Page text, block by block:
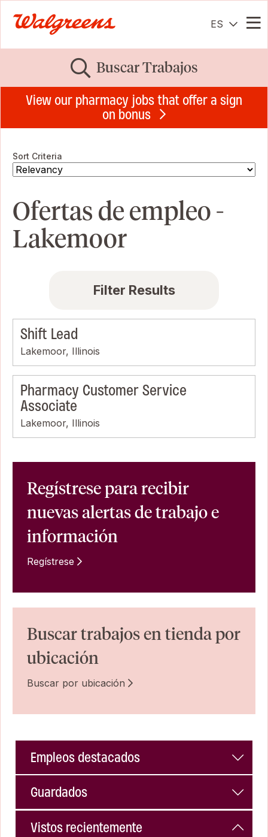
ES
Buscar Trabajos
View our pharmacy jobs that offer a sign
on bonus
Sort Criteria
Ofertas de empleo -
Lakemoor
Filter Results
Shift Lead
Lakemoor, Illinois
Pharmacy Customer Service
Associate
Lakemoor, Illinois
Regístrese para recibir
nuevas alertas de trabajo e
información
Regístrese
Buscar trabajos en tienda por
ubicación
Buscar por ubicación
Empleos destacados
Guardados
Vistos recientemente